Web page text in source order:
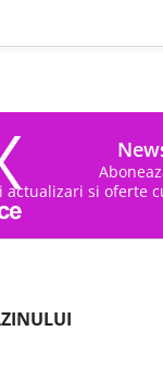
actualizari si oferte